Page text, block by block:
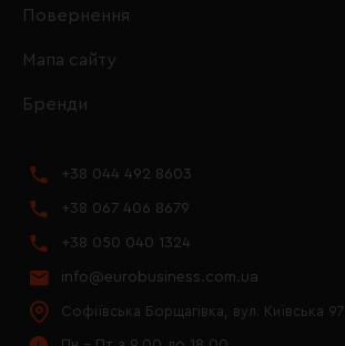
Повернення
Мапа сайту
Бренди
+38 044 492 8603
+38 067 406 8679
+38 050 040 1324
info@eurobusiness.com.ua
Софіївська Борщагівка, вул. Київська 97